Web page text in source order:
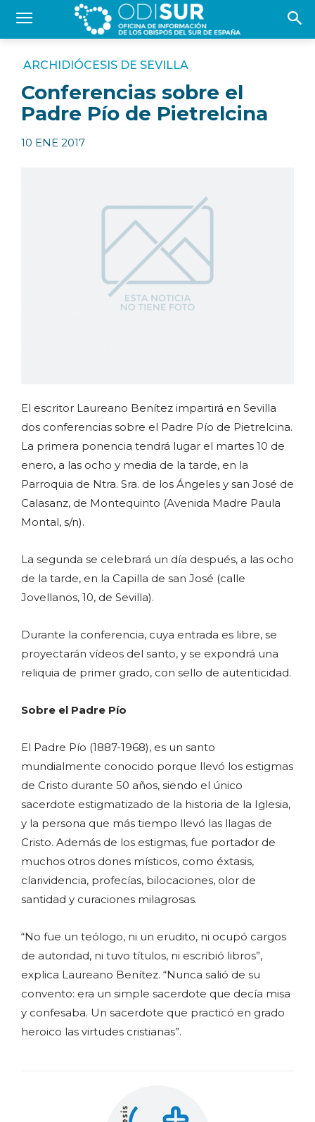
ARCHIDIÓCESIS DE SEVILLA
Conferencias sobre el
Padre Pío de Pietrelcina
10 ENE 2017
El escritor Laureano Benítez impartirá en Sevilla
dos conferencias sobre el Padre Pío de Pietrelcina.
La primera ponencia tendrá lugar el martes 10 de
enero, a las ocho y media de la tarde, en la
Parroquia de Ntra. Sra. de los Ángeles y san José de
Calasanz, de Montequinto (Avenida Madre Paula
Montal, s/n).
La segunda se celebrará un día después, a las ocho
de la tarde, en la Capilla de san José (calle
Jovellanos, 10, de Sevilla).
Durante la conferencia, cuya entrada es libre, se
proyectarán vídeos del santo, y se expondrá una
reliquia de primer grado, con sello de autenticidad.
Sobre el Padre Pío
El Padre Pío (1887-1968), es un santo
mundialmente conocido porque llevó los estigmas
de Cristo durante 50 años, siendo el único
sacerdote estigmatizado de la historia de la Iglesia,
y la persona que más tiempo llevó las llagas de
Cristo. Además de los estigmas, fue portador de
muchos otros dones místicos, como éxtasis,
clarividencia, profecías, bilocaciones, olor de
santidad y curaciones milagrosas.
“No fue un teólogo, ni un erudito, ni ocupó cargos
de autoridad, ni tuvo títulos, ni escribió libros”,
explica Laureano Benítez. “Nunca salió de su
convento: era un simple sacerdote que decía misa
y confesaba. Un sacerdote que practicó en grado
heroico las virtudes cristianas”.